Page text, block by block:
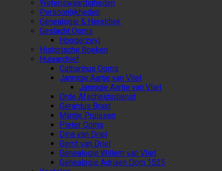
Wetenswaardigheden
Persoonlijkheden
Genealogie & Heraldiek
Geslacht Ooms
Hoogerzeyl
Historische Boeken
Huisarchief
Catharinus Ooms
Jannigje Aartje van Vliet
Jannigje Aartje van Vliet
Orde Afscheidsdienst
Gerardus Braat
Mijntje Pruissen
Pieter Ooms
Dina van Driel
Gerrit van Driel
Genealogie Willem van Vliet
Genealogie Adriaen Oom 1525